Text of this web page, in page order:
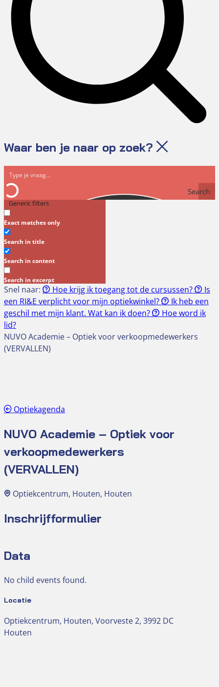
Waar ben je naar op zoek?
Search
Generic filters
Exact matches only
Search in title
Search in content
Search in excerpt
Snel naar: Hoe krijg ik toegang tot de cursussen?
Is
een RI&E verplicht voor mijn optiekwinkel?
Ik heb een
geschil met mijn klant. Wat kan ik doen?
Hoe word ik
lid?
NUVO Academie – Optiek voor verkoopmedewerkers
(VERVALLEN)
Optiekagenda
NUVO Academie – Optiek voor
verkoopmedewerkers
(VERVALLEN)
Optiekcentrum, Houten, Houten
Inschrijfformulier
Data
No child events found.
Locatie
Optiekcentrum, Houten, Voorveste 2, 3992 DC
Houten